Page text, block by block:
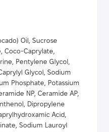
Oil, Sucrose
Coco-Caprylate,
Pentylene Glycol,
Glycol, Sodium
Phosphate, Potassium
NP, Ceramide AP,
Dipropylene
Acid,
Sodium Lauroyl